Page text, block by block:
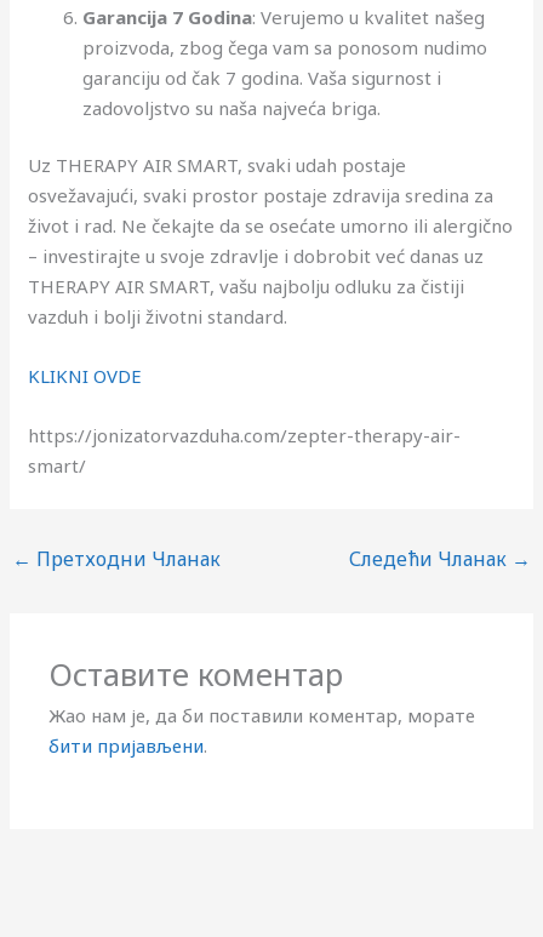
Garancija 7 Godina: Verujemo u kvalitet našeg
proizvoda, zbog čega vam sa ponosom nudimo
garanciju od čak 7 godina. Vaša sigurnost i
zadovoljstvo su naša najveća briga.
Uz THERAPY AIR SMART, svaki udah postaje
osvežavajući, svaki prostor postaje zdravija sredina za
život i rad. Ne čekajte da se osećate umorno ili alergično
– investirajte u svoje zdravlje i dobrobit već danas uz
THERAPY AIR SMART, vašu najbolju odluku za čistiji
vazduh i bolji životni standard.
KLIKNI OVDE
https://jonizatorvazduha.com/zepter-therapy-air-
smart/
← Претходни Чланак Следећи Чланак →
Оставите коментар
Жао нам је, да би поставили коментар, морате
бити пријављени.